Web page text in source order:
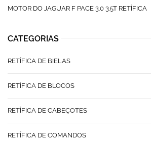
MOTOR DO JAGUAR F PACE 3.0 3.5T RETÍFICA
CATEGORIAS
RETÍFICA DE BIELAS
RETÍFICA DE BLOCOS
RETÍFICA DE CABEÇOTES
RETÍFICA DE COMANDOS